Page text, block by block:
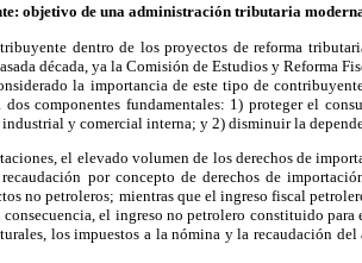
objetivo de una administración tributaria
dentro de los proyectos de reforma
década, ya la Comisión de Estudios y Reforma
la importancia de este tipo de
componentes fundamentales: 1) proteger el
y comercial interna; y 2) disminuir la
el elevado volumen de los derechos de
por concepto de derechos de
no petroleros; mientras que el ingreso fiscal
consecuencia, el ingreso no petrolero constituido
los impuestos a la nómina y la recaudación